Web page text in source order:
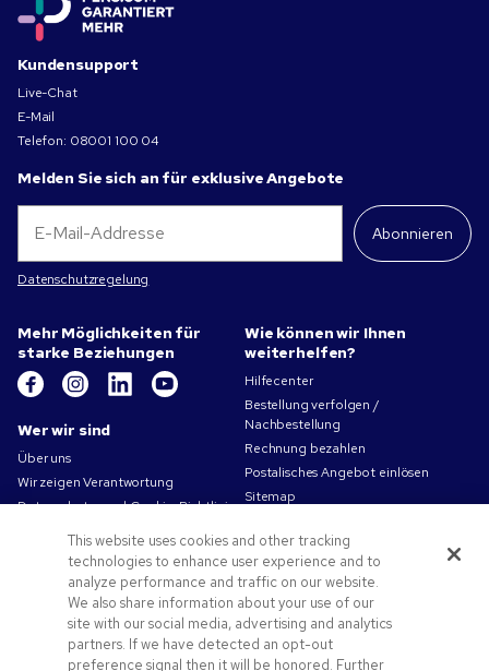
Kundensupport
Live-Chat
E-Mail
Telefon: 08001 100 04
Melden Sie sich an für exklusive Angebote
Abonnieren
Datenschutzregelung
Mehr Möglichkeiten für
starke Beziehungen
Wer wir sind
Über uns
Wir zeigen Verantwortung
Datenschutz- und Cookie-Richtlinien
Nutzungsbedingungen
Verkaufsbedingungen
Karriere bei Pens.com
Angebote und Ressourcen
Werbeartikel
Wie können wir Ihnen
weiterhelfen?
Hilfecenter
Bestellung verfolgen /
Nachbestellung
Rechnung bezahlen
Postalisches Angebot einlösen
Sitemap
This website uses cookies and other tracking
technologies to enhance user experience and to
analyze performance and traffic on our website.
We also share information about your use of our
site with our social media, advertising and analytics
partners. If we have detected an opt-out
preference signal then it will be honored. Further